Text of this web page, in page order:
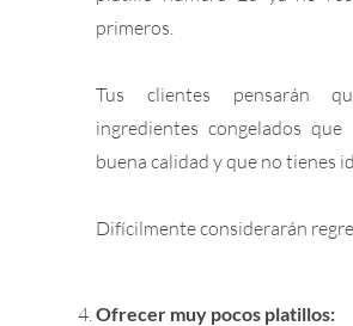
primeros.
Tus clientes pensarán
ingredientes congelados
buena calidad y que no tienes
Difícilmente considerarán
Ofrecer muy pocos platillos: